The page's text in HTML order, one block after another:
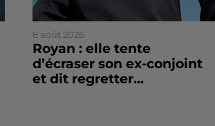
8 août 2026
Royan : elle tente
d’écraser son ex-conjoint
et dit regretter...